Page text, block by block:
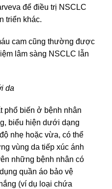
để điều trị NSCLC
triển khác.
cam cũng thường được
lâm sàng NSCLC lẫn
da
phổ biến ở bệnh nhân
biểu hiện dưới dạng
nhẹ hoặc vừa, có thể
vùng da tiếp xúc ánh
những bệnh nhân có
quần áo bảo vệ
(ví dụ loại chứa